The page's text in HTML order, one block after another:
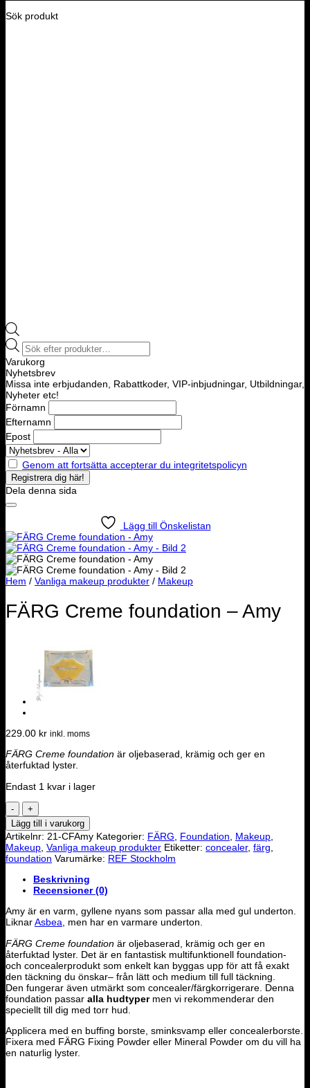
Sök produkt
Products
search
Varukorg
Nyhetsbrev
Missa inte erbjudanden, Rabattkoder, VIP-inbjudningar, Utbildningar,
Nyheter etc!
Förnamn
Efternamn
Epost
Genom att fortsätta accepterar du integritetspolicyn
Dela denna sida
Lägg till Önskelistan
Hem / Vanliga makeup produkter / Makeup
FÄRG Creme foundation – Amy
229.00 kr inkl. moms
FÄRG Creme foundation är oljebaserad, krämig och ger en
återfuktad lyster.
Endast 1 kvar i lager
FÄRG
Creme
foundation
-
Amy
mängd
Lägg till i varukorg
Artikelnr: 21-CFAmy Kategorier: FÄRG Foundation Makeup
Makeup Vanliga makeup produkter Etiketter: concealer, färg
foundation Varumärke: REF Stockholm
Beskrivning
Recensioner (0)
Amy är en varm, gyllene nyans som passar alla med gul underton.
LiknarAsbea, men har en varmare underton.
FÄRG Creme foundation är oljebaserad, krämig och ger en
återfuktad lyster. Det är en fantastisk multifunktionell foundation-
och concealerprodukt som enkelt kan byggas upp för att få exakt
den täckning du önskar– från lätt och medium till full täckning.
Den fungerar även utmärkt som concealer/färgkorrigerare. Denna
foundation passar alla hudtypermen vi rekommenderar den
speciellt till dig med torr hud.
Applicera med en buffing borste, sminksvamp eller concealerborste.
Fixera med FÄRG Fixing Powder eller Mineral Powder om du vill ha
en naturlig lyster.